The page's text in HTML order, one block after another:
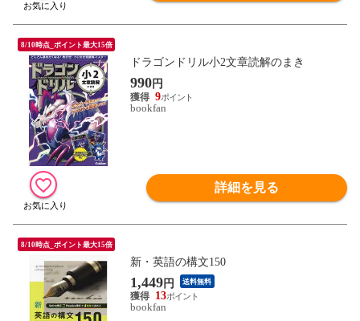
8/10時点_ポイント最大15倍
ドラゴンドリル小2文章読解のまき
990円
9
bookfan
詳細を見る
8/10時点_ポイント最大15倍
新・英語の構文150
1,449円 送料無料
13
bookfan